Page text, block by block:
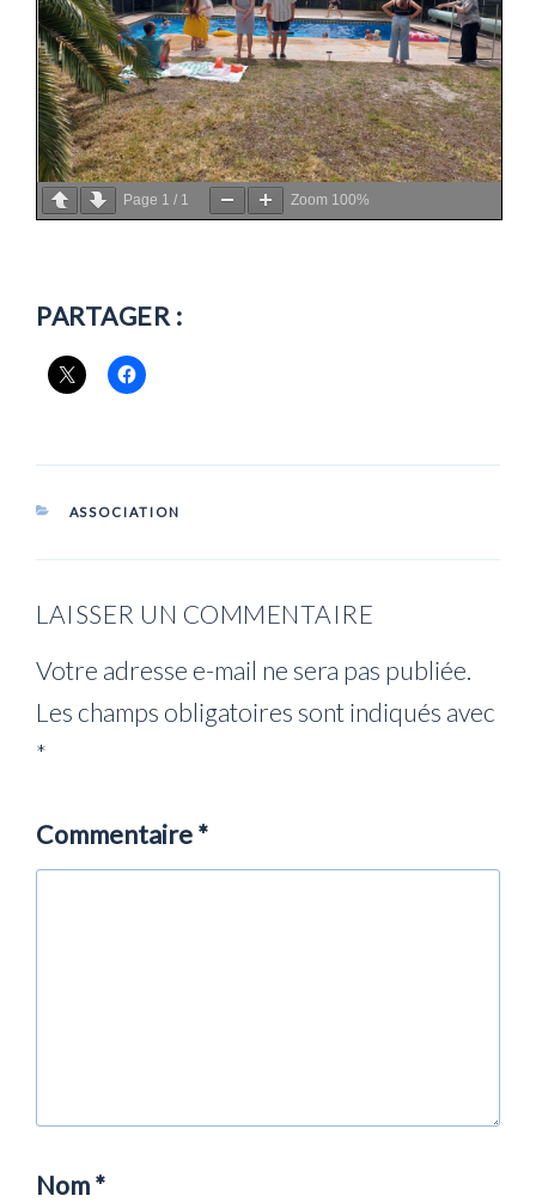
Page 1 / 1 Zoom 100%
PARTAGER :
CATÉGORIES
ASSOCIATION
LAISSER UN COMMENTAIRE
Votre adresse e-mail ne sera pas publiée.
Les champs obligatoires sont indiqués avec
*
Commentaire*
Nom*